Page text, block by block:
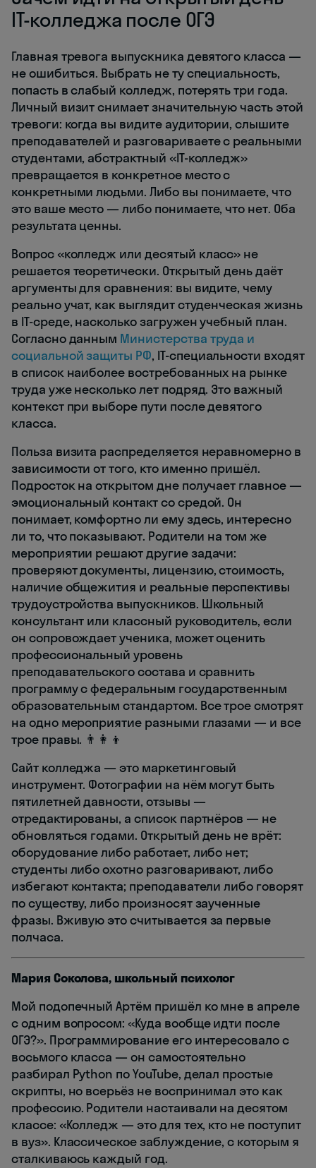
IT-колледжа после ОГЭ
Главная тревога выпускника девятого класса —
не ошибиться. Выбрать не ту специальность,
попасть в слабый колледж, потерять три года.
Личный визит снимает значительную часть этой
тревоги: когда вы видите аудитории, слышите
преподавателей и разговариваете с реальными
студентами, абстрактный «IT-колледж»
превращается в конкретное место с
конкретными людьми. Либо вы понимаете, что
это ваше место — либо понимаете, что нет. Оба
результата ценны.
Вопрос «колледж или десятый класс» не
решается теоретически. Открытый день даёт
аргументы для сравнения: вы видите, чему
реально учат, как выглядит студенческая жизнь
в IT-среде, насколько загружен учебный план.
Согласно данным Министерства труда и
социальной защиты РФ, IT-специальности входят
в список наиболее востребованных на рынке
труда уже несколько лет подряд. Это важный
контекст при выборе пути после девятого
класса.
Польза визита распределяется неравномерно в
зависимости от того, кто именно пришёл.
Подросток на открытом дне получает главное —
эмоциональный контакт со средой. Он
понимает, комфортно ли ему здесь, интересно
ли то, что показывают. Родители на том же
мероприятии решают другие задачи:
проверяют документы, лицензию, стоимость,
наличие общежития и реальные перспективы
трудоустройства выпускников. Школьный
консультант или классный руководитель, если
он сопровождает ученика, может оценить
профессиональный уровень
преподавательского состава и сравнить
программу с федеральным государственным
образовательным стандартом. Все трое смотрят
на одно мероприятие разными глазами — и все
трое правы. 👨‍👩‍👦
Сайт колледжа — это маркетинговый
инструмент. Фотографии на нём могут быть
пятилетней давности, отзывы —
отредактированы, а список партнёров — не
обновляться годами. Открытый день не врёт:
оборудование либо работает, либо нет;
студенты либо охотно разговаривают, либо
избегают контакта; преподаватели либо говорят
по существу, либо произносят заученные
фразы. Вживую это считывается за первые
полчаса.
Мария Соколова, школьный психолог
Мой подопечный Артём пришёл ко мне в апреле
с одним вопросом: «Куда вообще идти после
ОГЭ?». Программирование его интересовало с
восьмого класса — он самостоятельно
разбирал Python по YouTube, делал простые
скрипты, но всерьёз не воспринимал это как
профессию. Родители настаивали на десятом
классе: «Колледж — это для тех, кто не поступит
в вуз». Классическое заблуждение, с которым я
сталкиваюсь каждый год.